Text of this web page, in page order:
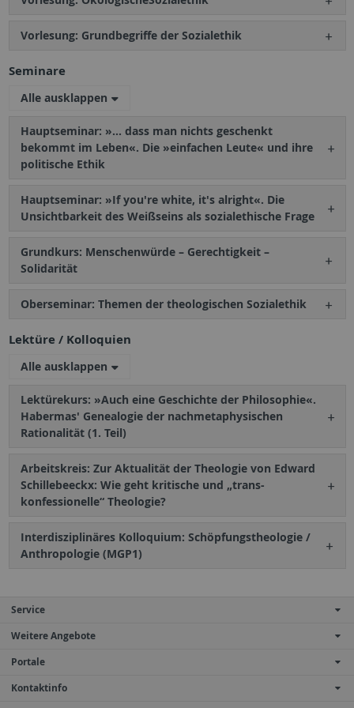
Vorlesung: Grundbegriffe der Sozialethik
Seminare
Alle ausklappen
Hauptseminar: »... dass man nichts geschenkt
bekommt im Leben«. Die »einfachen Leute« und ihre
politische Ethik
Hauptseminar: »If you're white, it's alright«. Die
Unsichtbarkeit des Weißseins als sozialethische Frage
Grundkurs: Menschenwürde – Gerechtigkeit –
Solidarität
Oberseminar: Themen der theologischen Sozialethik
Lektüre / Kolloquien
Alle ausklappen
Lektürekurs: »Auch eine Geschichte der Philosophie«.
Habermas' Genealogie der nachmetaphysischen
Rationalität (1. Teil)
Arbeitskreis: Zur Aktualität der Theologie von Edward
Schillebeeckx: Wie geht kritische und „trans-
konfessionelle“ Theologie?
Interdisziplinäres Kolloquium: Schöpfungstheologie /
Anthropologie (MGP1)
Service
Weitere Angebote
Portale
Kontaktinfo